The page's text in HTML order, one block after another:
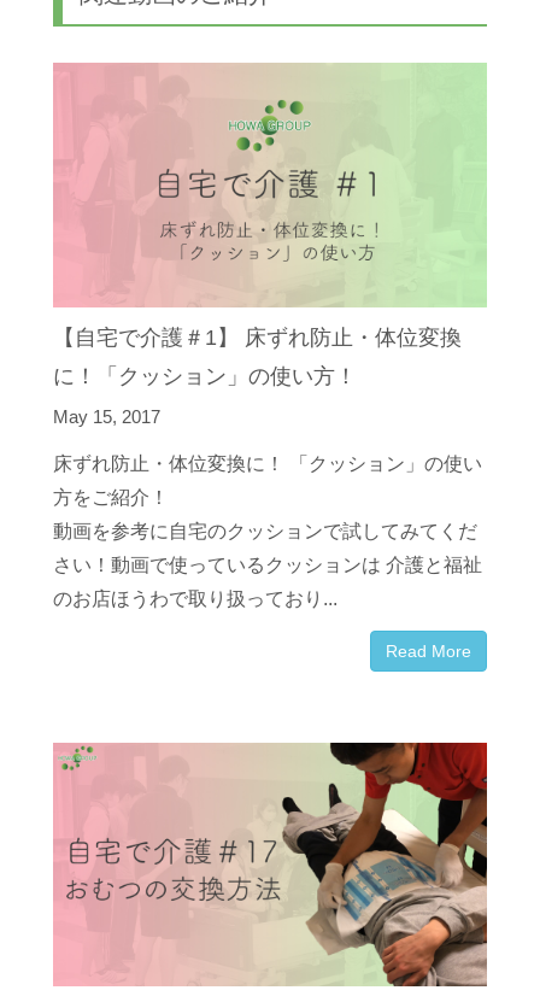
【自宅で介護＃1】 床ずれ防止・体位変換
に！「クッション」の使い方！
May 15, 2017
床ずれ防止・体位変換に！ 「クッション」の使い
方をご紹介！
動画を参考に自宅のクッションで試してみてくだ
さい！動画で使っているクッションは 介護と福祉
のお店ほうわで取り扱っており...
Read More